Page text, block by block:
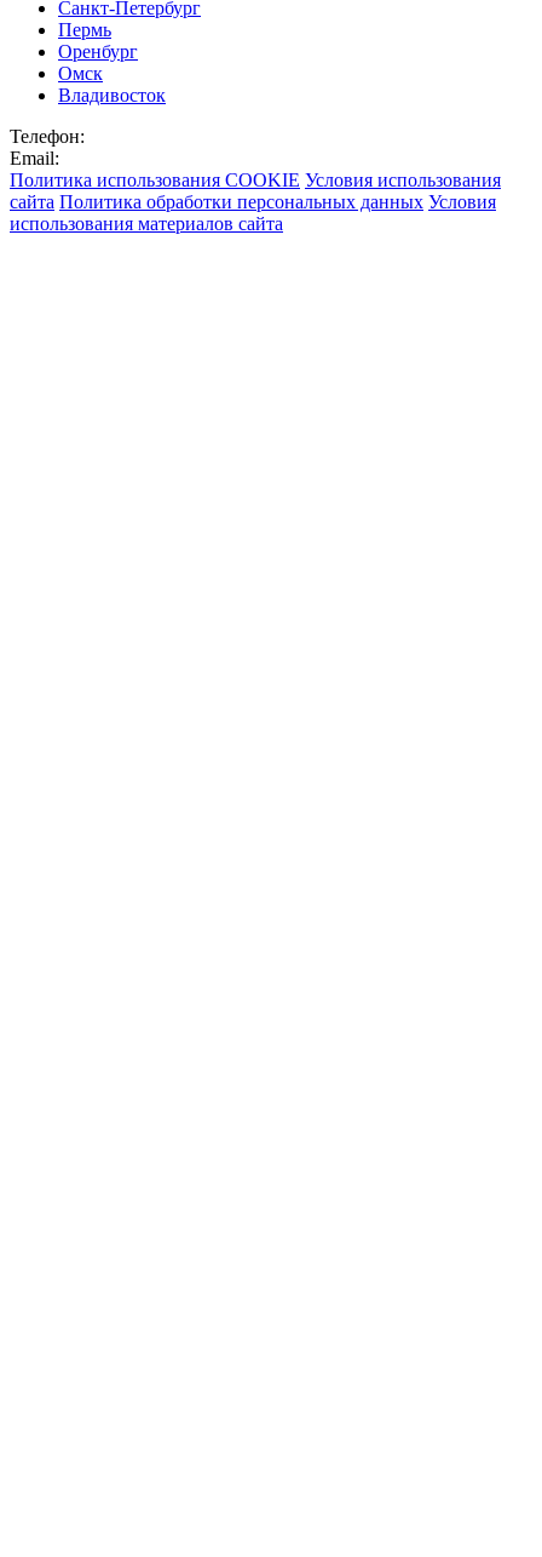
Санкт-Петербург
Пермь
Оренбург
Омск
Владивосток
Телефон:
Email:
Политика использования COOKIE Условия использования
сайта Политика обработки персональных данных Условия
использования материалов сайта